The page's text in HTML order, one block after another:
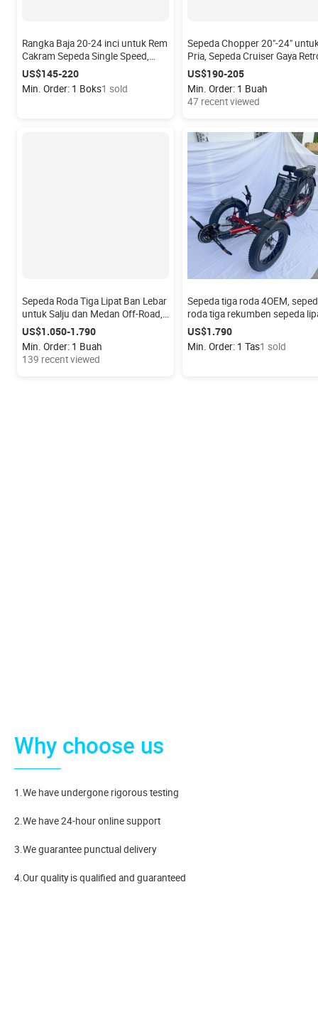
Rangka Baja 20-24 inci untuk Rem
Cakram Sepeda Single Speed,
Rangka Keras, Kapasitas Beban
150kg
US$145-220
Min. Order: 1 Boks1 sold
Sepeda Chopper 20"-24"
Pria, Sepeda Cruiser Gaya
Sepeda Pantai, Sepeda Motor
Chopper
US$190-205
Min. Order: 1 Buah
47 recent viewed
Sepeda Roda Tiga Lipat Ban Lebar
untuk Salju dan Medan Off-Road,
Sepeda Recumbent Listrik
US$1.050-1.790
Min. Order: 1 Buah
139 recent viewed
Sepeda tiga roda 4OEM,
roda tiga rekumben sepeda
tiga roda
US$1.790
Min. Order: 1 Tas1 sold
Why choose us
1.We have undergone rigorous testing
2.We have 24-hour online support
3.We guarantee punctual delivery
4.Our quality is qualified and guaranteed